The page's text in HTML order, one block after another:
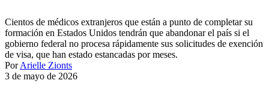
Cientos de médicos extranjeros que están a punto de completar su
formación en Estados Unidos tendrán que abandonar el país si el
gobierno federal no procesa rápidamente sus solicitudes de exención
de visa, que han estado estancadas por meses.
PorArielle Zionts
3 de mayo de 2026